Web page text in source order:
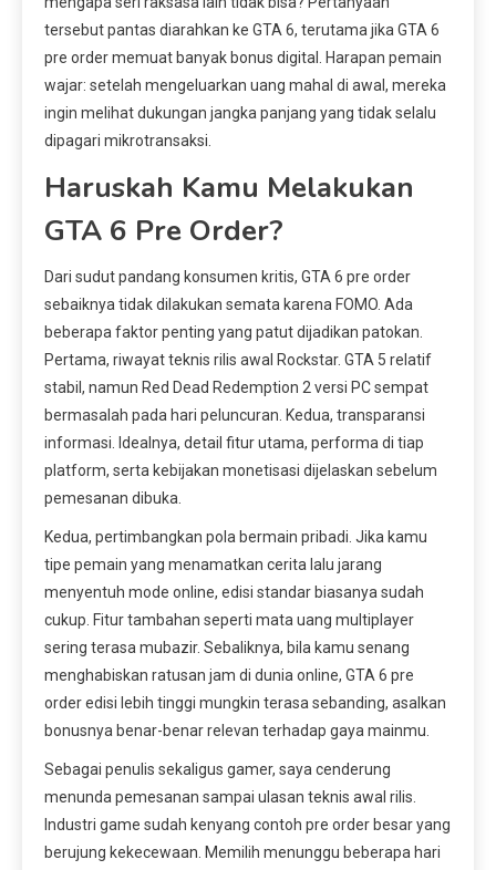
tersebut pantas diarahkan ke GTA 6, terutama jika GTA 6
pre order memuat banyak bonus digital. Harapan pemain
wajar: setelah mengeluarkan uang mahal di awal, mereka
ingin melihat dukungan jangka panjang yang tidak selalu
dipagari mikrotransaksi.
Haruskah Kamu Melakukan
GTA 6 Pre Order?
Dari sudut pandang konsumen kritis, GTA 6 pre order
sebaiknya tidak dilakukan semata karena FOMO. Ada
beberapa faktor penting yang patut dijadikan patokan.
Pertama, riwayat teknis rilis awal Rockstar. GTA 5 relatif
stabil, namun Red Dead Redemption 2 versi PC sempat
bermasalah pada hari peluncuran. Kedua, transparansi
informasi. Idealnya, detail fitur utama, performa di tiap
platform, serta kebijakan monetisasi dijelaskan sebelum
pemesanan dibuka.
Kedua, pertimbangkan pola bermain pribadi. Jika kamu
tipe pemain yang menamatkan cerita lalu jarang
menyentuh mode online, edisi standar biasanya sudah
cukup. Fitur tambahan seperti mata uang multiplayer
sering terasa mubazir. Sebaliknya, bila kamu senang
menghabiskan ratusan jam di dunia online, GTA 6 pre
order edisi lebih tinggi mungkin terasa sebanding, asalkan
bonusnya benar-benar relevan terhadap gaya mainmu.
Sebagai penulis sekaligus gamer, saya cenderung
menunda pemesanan sampai ulasan teknis awal rilis.
Industri game sudah kenyang contoh pre order besar yang
berujung kekecewaan. Memilih menunggu beberapa hari